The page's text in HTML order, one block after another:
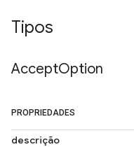
Tipos
AcceptOption
PROPRIEDADES
descrição